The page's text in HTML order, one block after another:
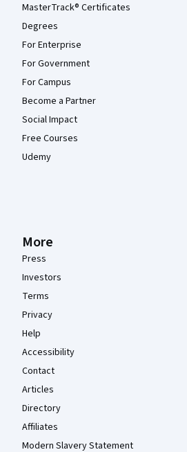
MasterTrack® Certificates
Degrees
For Enterprise
For Government
For Campus
Become a Partner
Social Impact
Free Courses
Udemy
More
Press
Investors
Terms
Privacy
Help
Accessibility
Contact
Articles
Directory
Affiliates
Modern Slavery Statement